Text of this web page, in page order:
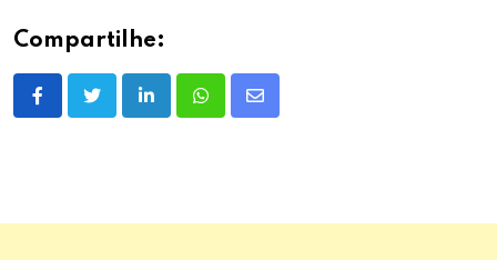
Compartilhe:
LinkedInWhatsappShare